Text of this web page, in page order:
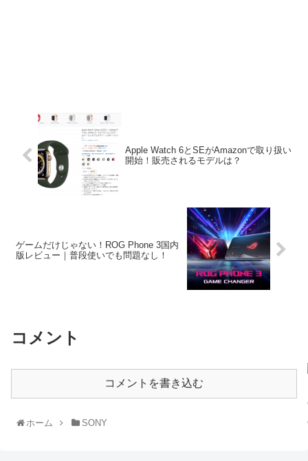
Apple Watch 6とSEがAmazonで取り扱い
開始！販売されるモデルは？
ゲームだけじゃない！ROG Phone 3国内
版レビュー｜普段使いでも問題なし！
コメント
コメントを書き込む
ホーム SONY